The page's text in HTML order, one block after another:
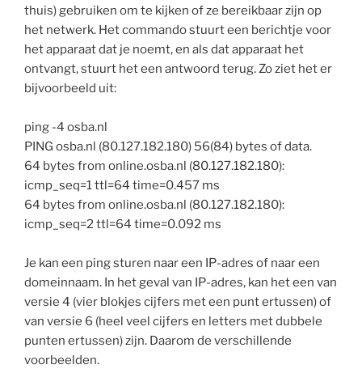
thuis) gebruiken om te kijken of ze bereikbaar zijn op
het netwerk. Het commando stuurt een berichtje voor
het apparaat dat je noemt, en als dat apparaat het
ontvangt, stuurt het een antwoord terug. Zo ziet het er
bijvoorbeeld uit:
ping -4 osba.nl
PING osba.nl (80.127.182.180) 56(84) bytes of data.
64 bytes from online.osba.nl (80.127.182.180):
icmp_seq=1 ttl=64 time=0.457 ms
64 bytes from online.osba.nl (80.127.182.180):
icmp_seq=2 ttl=64 time=0.092 ms
Je kan een ping sturen naar een IP-adres of naar een
domeinnaam. In het geval van IP-adres, kan het een van
versie 4 (vier blokjes cijfers met een punt ertussen) of
van versie 6 (heel veel cijfers en letters met dubbele
punten ertussen) zijn. Daarom de verschillende
voorbeelden.